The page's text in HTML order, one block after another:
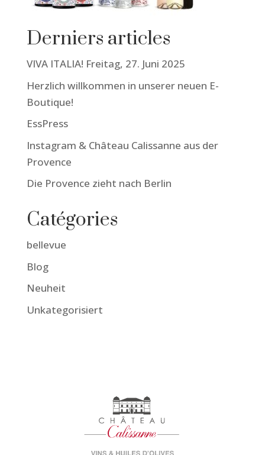
Derniers articles
VIVA ITALIA! Freitag, 27. Juni 2025
Herzlich willkommen in unserer neuen E-
Boutique!
EssPress
Instagram & Château Calissanne aus der
Provence
Die Provence zieht nach Berlin
Catégories
bellevue
Blog
Neuheit
Unkategorisiert